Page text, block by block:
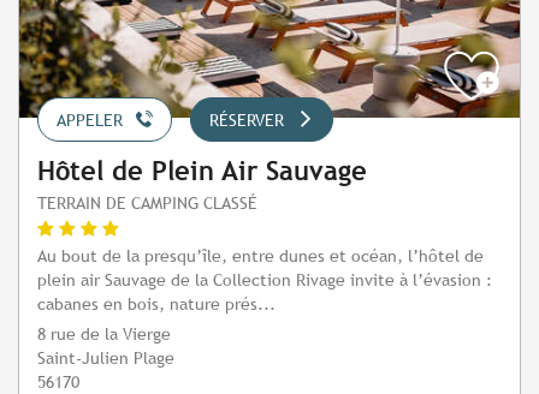
APPELER RÉSERVER
Hôtel de Plein Air Sauvage
TERRAIN DE CAMPING CLASSÉ
Au bout de la presqu’île, entre dunes et océan, l’hôtel de
plein air Sauvage de la Collection Rivage invite à l’évasion :
cabanes en bois, nature prés...
8 rue de la Vierge
Saint-Julien Plage
56170